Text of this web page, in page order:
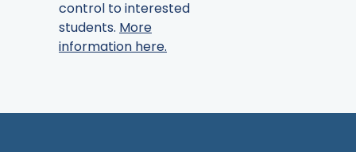
control to interested
students. More
information here.